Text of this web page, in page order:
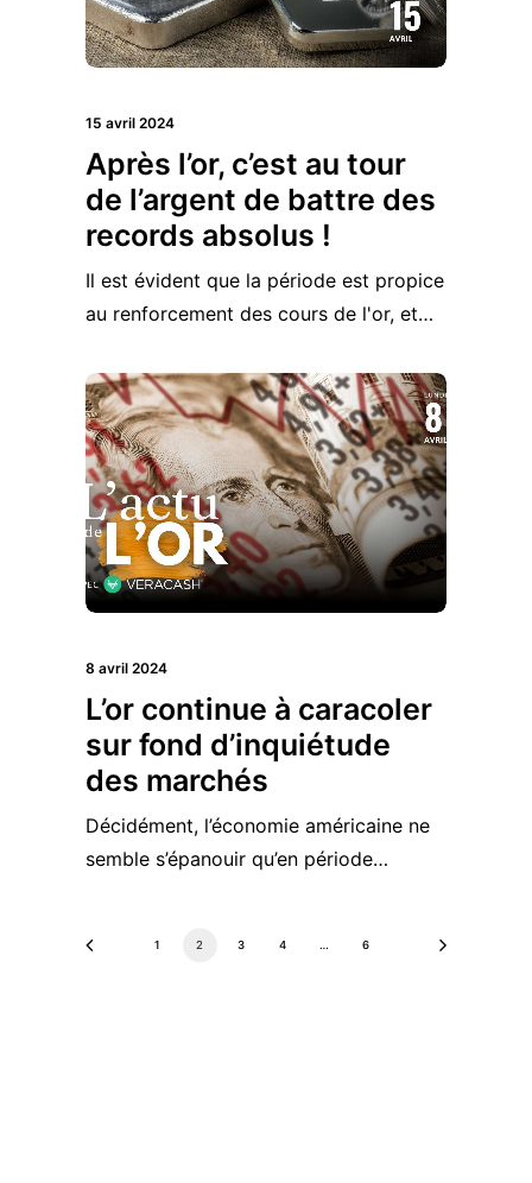
15 avril 2024
Après l’or, c’est au tour
de l’argent de battre des
records absolus !
Il est évident que la période est propice
au renforcement des cours de l'or, et…
8 avril 2024
L’or continue à caracoler
sur fond d’inquiétude
des marchés
Décidément, l’économie américaine ne
semble s’épanouir qu’en période…
1 2 3 4 … 6